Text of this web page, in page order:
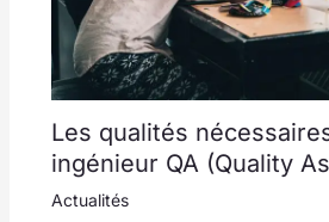
Les qualités
ingénieur QA (Quality
Actualités